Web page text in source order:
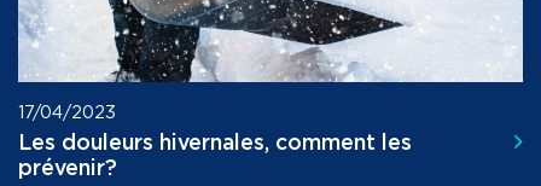
17/04/2023
Les douleurs hivernales, comment les
prévenir?